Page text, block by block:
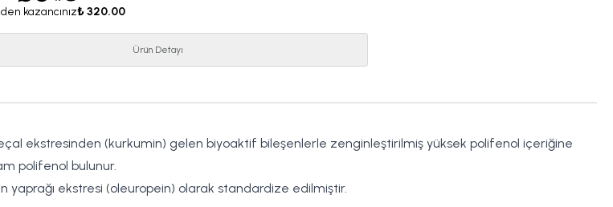
kazancınız₺ 320.00
Ürün Detayı
ekstresinden (kurkumin) gelen biyoaktif bileşenlerle zenginleştirilmiş yüksek polifenol içeriğine
polifenol bulunur.
ekstresi (oleuropein) olarak standardize edilmiştir.